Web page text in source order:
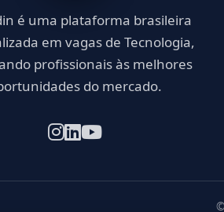
é uma plataforma brasileira
em vagas de Tecnologia,
profissionais às melhores
do mercado.